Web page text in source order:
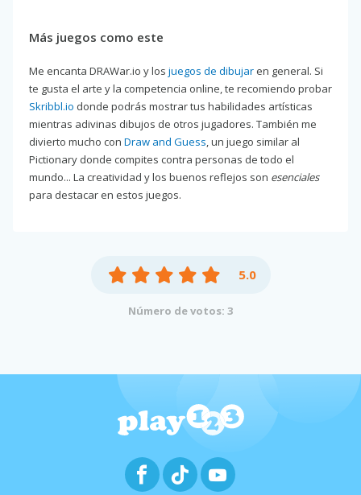
Más juegos como este
Me encanta DRAWar.io y los juegos de dibujar en general. Si
te gusta el arte y la competencia online, te recomiendo probar
Skribbl.io donde podrás mostrar tus habilidades artísticas
mientras adivinas dibujos de otros jugadores. También me
divierto mucho con Draw and Guess, un juego similar al
Pictionary donde compites contra personas de todo el
mundo... La creatividad y los buenos reflejos son esenciales
para destacar en estos juegos.
5.0
Número de votos: 3